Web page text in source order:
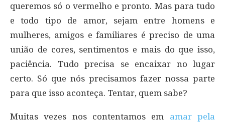
queremos só o vermelho e pronto. Mas para tudo
e todo tipo de amor, sejam entre homens e
mulheres, amigos e familiares é preciso de uma
união de cores, sentimentos e mais do que isso,
paciência. Tudo precisa se encaixar no lugar
certo. Só que nós precisamos fazer nossa parte
para que isso aconteça. Tentar, quem sabe?
Muitas vezes nos contentamos em amar pela